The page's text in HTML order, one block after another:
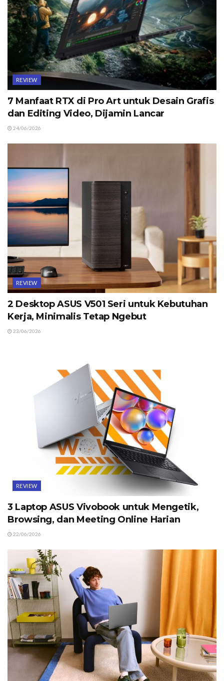
REVIEW
7 Manfaat RTX di Pro Art untuk Desain Grafis
dan Editing Video, Dijamin Lancar
24/06/2026
REVIEW
2 Desktop ASUS V501 Seri untuk Kebutuhan
Kerja, Minimalis Tetap Ngebut
23/06/2026
REVIEW
3 Laptop ASUS Vivobook untuk Mengetik,
Browsing, dan Meeting Online Harian
22/06/2026